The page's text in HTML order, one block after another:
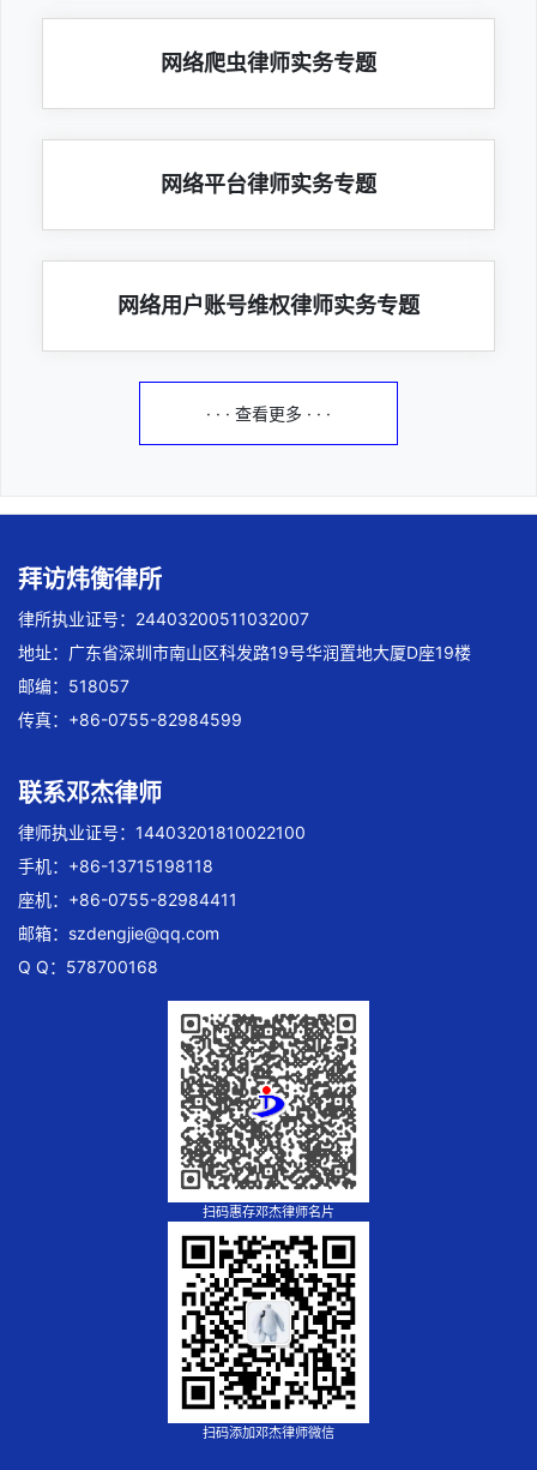
网络爬虫律师实务专题
网络平台律师实务专题
网络用户账号维权律师实务专题
· · · 查看更多 · · ·
拜访炜衡律所
律所执业证号：24403200511032007
地址：广东省深圳市南山区科发路19号华润置地大厦D座19楼
邮编：518057
传真：+86-0755-82984599
联系邓杰律师
律师执业证号：14403201810022100
手机：+86-13715198118
座机：+86-0755-82984411
邮箱： szdengjie@qq.com
Q Q：578700168
扫码惠存邓杰律师名片
扫码添加邓杰律师微信